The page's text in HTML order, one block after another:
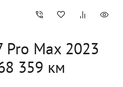
Pro Max 2023
359 км